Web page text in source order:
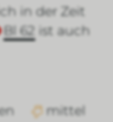
in der Zeit
Bl 62 ist auch
mittel